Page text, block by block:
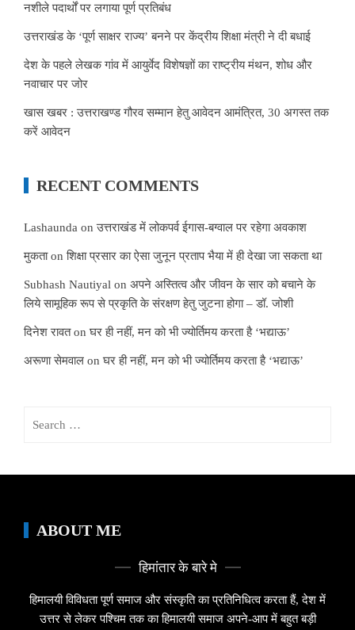
नशीले पदार्थों पर लगाया पूर्ण प्रतिबंध
उत्तराखंड के ‘पूर्ण साक्षर राज्य’ बनने पर केंद्रीय शिक्षा मंत्री ने दी बधाई
देश के पहले लेखक गांव में आयुर्वेद विशेषज्ञों का राष्ट्रीय मंथन, शोध और
नवाचार पर जोर
खास खबर : उत्तराखण्ड गौरव सम्मान हेतु आवेदन आमंत्रित, 30 अगस्त तक
करें आवेदन
RECENT COMMENTS
Lashaunda onउत्तराखंड में लोकपर्व ईगास-बग्वाल पर रहेगा अवकाश
मुकताonशिक्षा प्रसार का ऐसा जुनून प्रताप भैया में ही देखा जा सकता था
Subhash Nautiyal on अपने अस्तित्व और जीवन के सार को बचाने के
लिये सामूहिक रूप से प्रकृति के संरक्षण हेतु जुटना होगा – डॉ. जोशी
दिनेश रावतonघर ही नहीं, मन को भी ज्योर्तिमय करता है ‘भद्याऊ’
अरूणा सेमवाल onघर ही नहीं, मन को भी ज्योर्तिमय करता है ‘भद्याऊ’
ABOUT ME
हिमांतार के बारे मे
हिमालयी विविधता पूर्ण समाज और संस्कृति का प्रतिनिधित्व करता हैं, देश में
उत्तर से लेकर पश्चिम तक का हिमालयी समाज अपने-आप में बहुत बड़ी